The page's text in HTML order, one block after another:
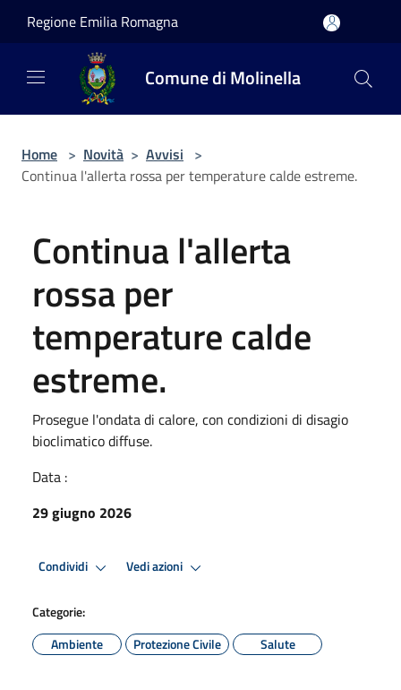
Regione Emilia Romagna
Comune di Molinella
Home > Novità > Avvisi >
Continua l'allerta rossa per temperature calde estreme.
Continua l'allerta
rossa per
temperature calde
estreme.
Prosegue l'ondata di calore, con condizioni di disagio
bioclimatico diffuse.
Data :
29 giugno 2026
Condividi Vedi azioni
Categorie:
Ambiente
Protezione Civile Salute